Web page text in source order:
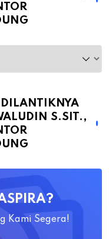
DILANTIKNYA
S.SIT.,
Kami Segera!